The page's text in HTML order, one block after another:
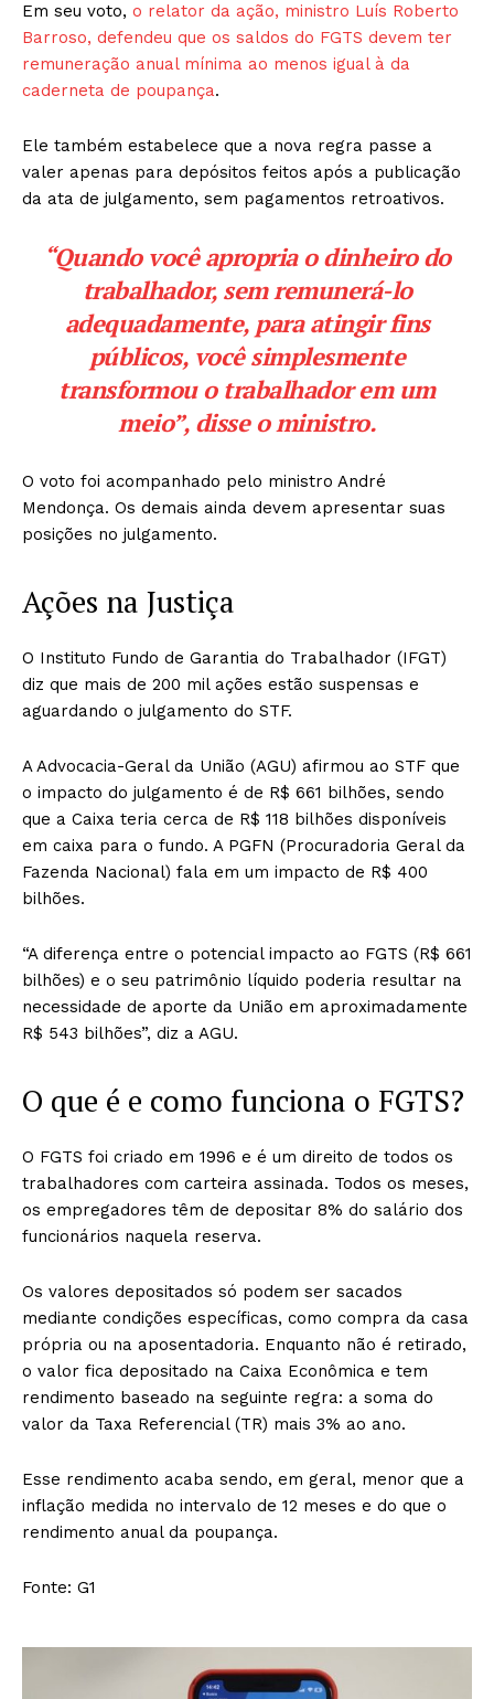
Em seu voto, o relator da ação, ministro Luís Roberto
Barroso, defendeu que os saldos do FGTS devem ter
remuneração anual mínima ao menos igual à da
caderneta de poupança.
Ele também estabelece que a nova regra passe a
valer apenas para depósitos feitos após a publicação
da ata de julgamento, sem pagamentos retroativos.
“Quando você apropria o dinheiro do
trabalhador, sem remunerá-lo
adequadamente, para atingir fins
públicos, você simplesmente
transformou o trabalhador em um
meio”, disse o ministro.
O voto foi acompanhado pelo ministro André
Mendonça. Os demais ainda devem apresentar suas
posições no julgamento.
Ações na Justiça
O Instituto Fundo de Garantia do Trabalhador (IFGT)
diz que mais de 200 mil ações estão suspensas e
aguardando o julgamento do STF.
A Advocacia-Geral da União (AGU) afirmou ao STF que
o impacto do julgamento é de R$ 661 bilhões, sendo
que a Caixa teria cerca de R$ 118 bilhões disponíveis
em caixa para o fundo. A PGFN (Procuradoria Geral da
Fazenda Nacional) fala em um impacto de R$ 400
bilhões.
“A diferença entre o potencial impacto ao FGTS (R$ 661
bilhões) e o seu patrimônio líquido poderia resultar na
necessidade de aporte da União em aproximadamente
R$ 543 bilhões”, diz a AGU.
O que é e como funciona o FGTS?
O FGTS foi criado em 1996 e é um direito de todos os
trabalhadores com carteira assinada. Todos os meses,
os empregadores têm de depositar 8% do salário dos
funcionários naquela reserva.
Os valores depositados só podem ser sacados
mediante condições específicas, como compra da casa
própria ou na aposentadoria. Enquanto não é retirado,
o valor fica depositado na Caixa Econômica e tem
rendimento baseado na seguinte regra: a soma do
valor da Taxa Referencial (TR) mais 3% ao ano.
Esse rendimento acaba sendo, em geral, menor que a
inflação medida no intervalo de 12 meses e do que o
rendimento anual da poupança.
Fonte: G1